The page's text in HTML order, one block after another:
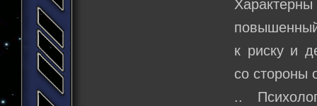
повышенный
к риску и
со стороны
..